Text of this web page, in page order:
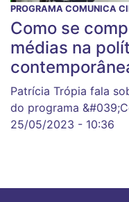
PROGRAMA COMUNICA
Como se
médias na
Patrícia Trópia fala
do programa
25/05/2023 - 10:36